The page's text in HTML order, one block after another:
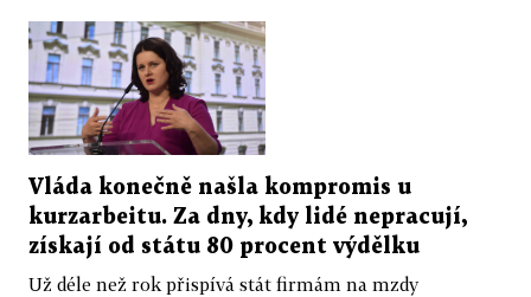
Vláda konečně našla kompromis u
kurzarbeitu. Za dny, kdy lidé nepracují,
získají od státu 80 procent výdělku
Už déle než rok přispívá stát firmám na mzdy